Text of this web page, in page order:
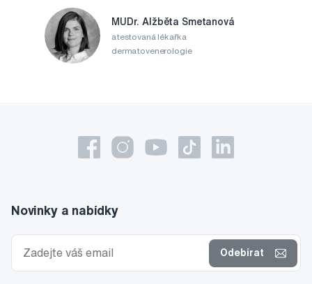
MUDr. Alžběta Smetanová
atestovaná lékařka
dermatovenerologie
Novinky a nabídky
Odebírat